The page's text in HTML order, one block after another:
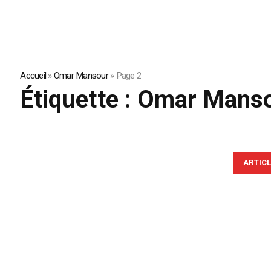
Accueil»Omar Mansour»Page 2
Étiquette : Omar